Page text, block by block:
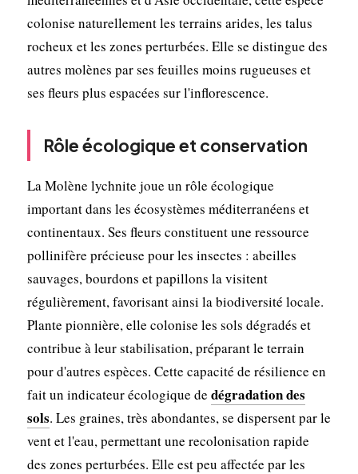
colonise naturellement les terrains arides, les talus
rocheux et les zones perturbées. Elle se distingue des
autres molènes par ses feuilles moins rugueuses et
ses fleurs plus espacées sur l'inflorescence.
Rôle écologique et conservation
La Molène lychnite joue un rôle écologique
important dans les écosystèmes méditerranéens et
continentaux. Ses fleurs constituent une ressource
pollinifère précieuse pour les insectes : abeilles
sauvages, bourdons et papillons la visitent
régulièrement, favorisant ainsi la biodiversité locale.
Plante pionnière, elle colonise les sols dégradés et
contribue à leur stabilisation, préparant le terrain
pour d'autres espèces. Cette capacité de résilience en
fait un indicateur écologique de dégradation des
sols. Les graines, très abondantes, se dispersent par le
vent et l'eau, permettant une recolonisation rapide
des zones perturbées. Elle est peu affectée par les